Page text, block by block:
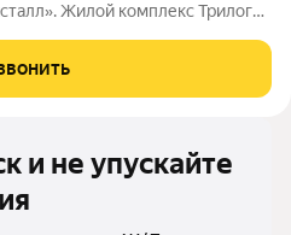
Жилой комплекс Трилогия
доступность. Трилогия
и не упускайте